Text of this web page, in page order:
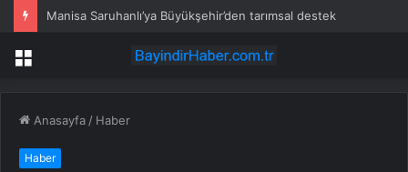
Manisa Saruhanlı’ya Büyükşehir’den tarımsal destek
Menü
Anasayfa / Haber
Haber